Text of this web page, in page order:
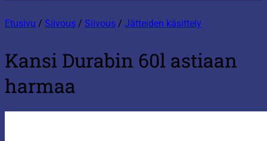
Etusivu / Siivous / Siivous / Jätteiden käsittely
Kansi Durabin 60l astiaan
harmaa